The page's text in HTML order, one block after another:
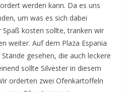
werden kann. Da es uns
um was es sich dabei
Spaß kosten sollte, tranken wir
weiter. Auf dem Plaza Espania
gesehen, die auch leckere
sollte Silvester in diesem
orderten zwei Ofenkartoffeln